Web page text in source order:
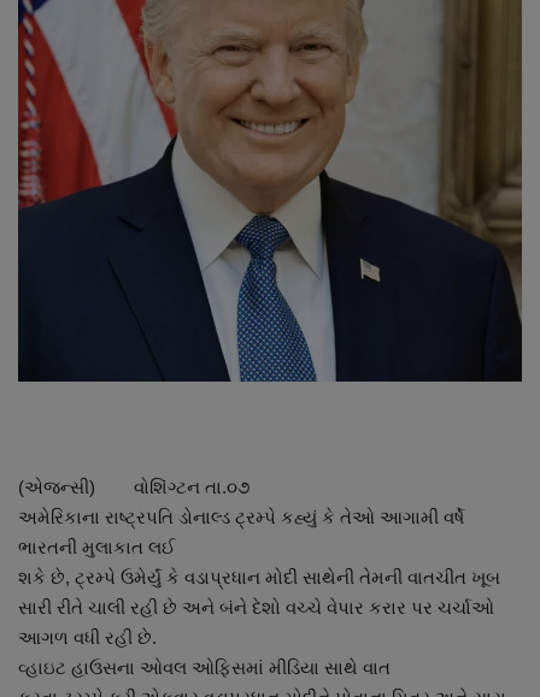
About Author
Contact
Dipotsav Special
આંતરરાષ્ટ્રીય
જુનાગઢ
બજારના સમાચાર
નાણાંકીય સમાચાર
સ્થાનિક સમાચાર
(એજન્સી) વોશિંગ્ટન તા.૦૭
અમેરિકાના રાષ્ટ્રપતિ ડોનાલ્ડ ટ્રમ્પે કહ્યું કે તેઓ આગામી વર્ષે
ભારતની મુલાકાત લઈ
શકે છે, ટ્રમ્પે ઉમેર્યું કે વડાપ્રધાન મોદી સાથેની તેમની વાતચીત ખૂબ
સારી રીતે ચાલી રહી છે અને બંને દેશો વચ્ચે વેપાર કરાર પર ચર્ચાઓ
આગળ વધી રહી છે.
વ્હાઇટ હાઉસના ઓવલ ઓફિસમાં મીડિયા સાથે વાત